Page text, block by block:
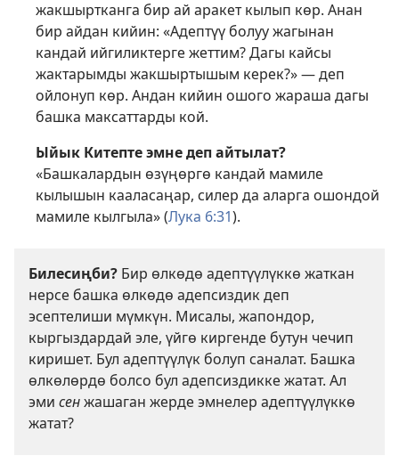
жакшыртканга бир ай аракет кылып көр. Анан
бир айдан кийин: «Адептүү болуу жагынан
кандай ийгиликтерге жеттим? Дагы кайсы
жактарымды жакшыртышым керек?» — деп
ойлонуп көр. Андан кийин ошого жараша дагы
башка максаттарды кой.
Ыйык Китепте эмне деп айтылат?
«Башкалардын өзүңөргө кандай мамиле
кылышын кааласаңар, силер да аларга ошондой
мамиле кылгыла» (Лука 6:31).
Билесиңби? Бир өлкөдө адептүүлүккө жаткан
нерсе башка өлкөдө адепсиздик деп
эсептелиши мүмкүн. Мисалы, жапондор,
кыргыздардай эле, үйгө киргенде бутун чечип
киришет. Бул адептүүлүк болуп саналат. Башка
өлкөлөрдө болсо бул адепсиздикке жатат. Ал
эми сенжашаган жерде эмнелер адептүүлүккө
жатат?